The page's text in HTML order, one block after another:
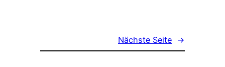
Nächste Seite →